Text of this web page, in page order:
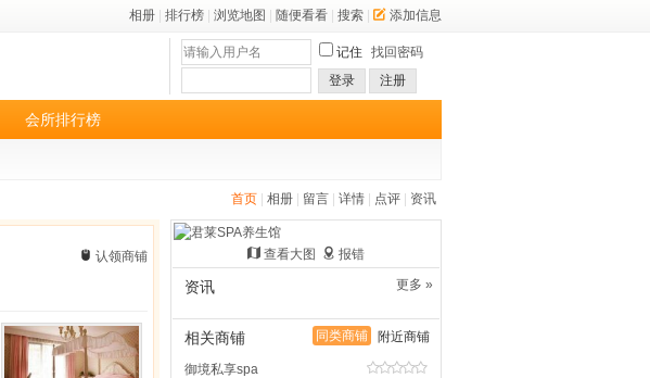
相册 排行榜 浏览地图 随便看看 搜索 添加信息
记住 找回密码
登录
注册
会所排行榜
首页 相册 留言 详情 点评 资讯
认领商铺 查看大图
报错
更多 »
资讯
同类商铺 附近商铺
相关商铺
御境私享spa